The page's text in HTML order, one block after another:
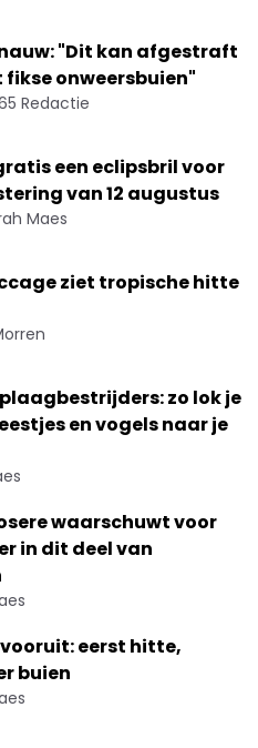
"Dit kan afgestraft
onweersbuien"
Redactie
een eclipsbril voor
van 12 augustus
Maes
ziet tropische hitte
zo lok je
en vogels naar je
waarschuwt voor
in dit deel van
eerst hitte,
buien